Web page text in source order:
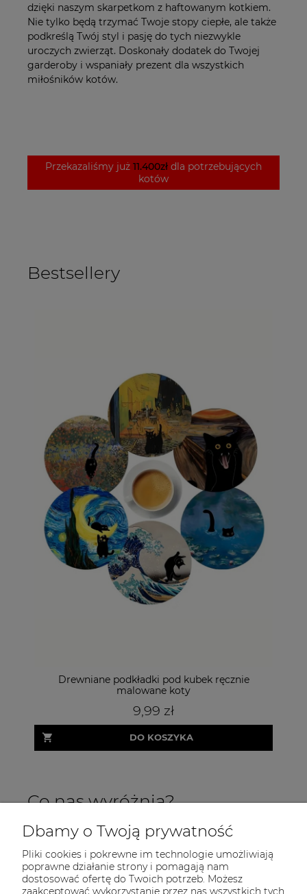
dzięki naszym skarpetkom z haftowanym kotkiem.
Nie tylko będą trzymać Twoje stopy ciepłe, ale także
podkreślą Twój styl i pasję do tych niezwykle
uroczych zwierząt. Doskonały dodatek do Twojej
garderoby i wspaniały prezent dla wszystkich
miłośników kotów.
Przekazaliśmy już 11.400zł dla potrzebujących
kotów
Bestsellery
Drewniane podkładki pod kubek ręcznie
malowane koty
9,99 zł
DO KOSZYKA
Co nas wyróżnia?
Dbamy o Twoją prywatność
Pliki cookies i pokrewne im technologie umożliwiają
poprawne działanie strony i pomagają nam
dostosować ofertę do Twoich potrzeb. Możesz
zaakceptować wykorzystanie przez nas wszystkich tych